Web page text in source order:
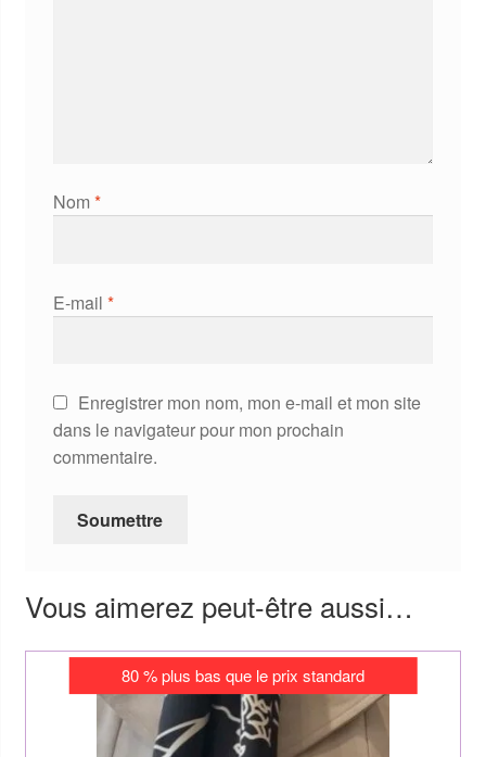
Nom *
E-mail *
Enregistrer mon nom, mon e-mail et mon site
dans le navigateur pour mon prochain
commentaire.
Vous aimerez peut-être aussi…
80 % plus bas que le prix standard